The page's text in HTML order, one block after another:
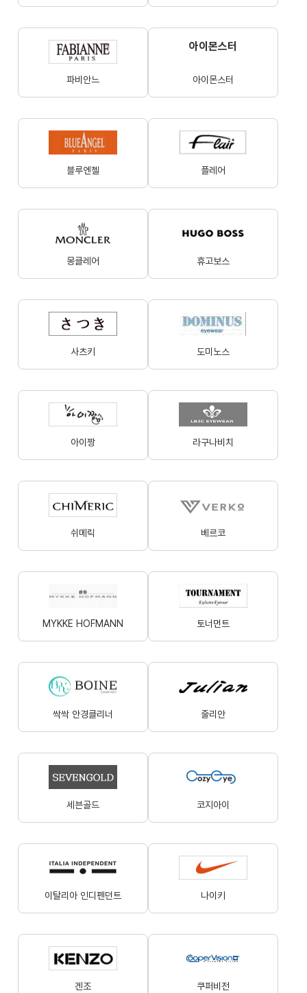
파비안느
아이몬스터
아이몬스터
블루엔젤 플레어
몽클레어 휴고보스
사츠키 도미노스
아이짱 라구나비치
쉬메릭 베르코
MYKKE HOFMANN 토너먼트
싹싹 안경클리너 줄리안
세븐골드 코지아이
이탈리아 인디펜던트 나이키
겐조 쿠퍼비전